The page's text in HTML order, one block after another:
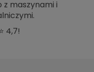
z maszynami i
4,7!